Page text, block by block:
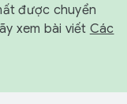
được chuyển
xem bài viết Các